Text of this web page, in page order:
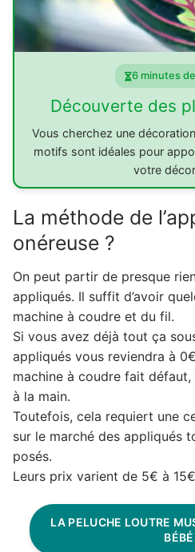
6 minutes
Découverte des
Vous cherchez une
motifs sont idéales pour
votre
La méthode de
onéreuse ?
On peut partir de presque
appliqués. Il suffit d’avoir
machine à coudre et du fil.
Si vous avez déjà tout ça
appliqués vous reviendra à
machine à coudre fait
à la main.
Toutefois, cela requiert une
sur le marché des appliqués
posés.
Leurs prix varient de 5€ à
LA PELUCHE LOUTRE
BÉBÉ